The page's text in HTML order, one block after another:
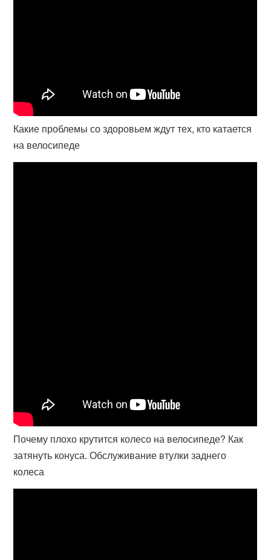
Какие проблемы со здоровьем ждут тех, кто катается
на велосипеде
Почему плохо крутится колесо на велосипеде? Как
затянуть конуса. Обслуживание втулки заднего
колеса